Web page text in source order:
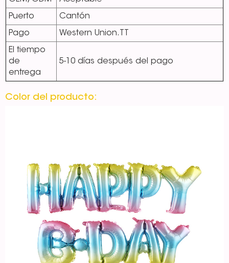
Puerto Cantón
Pago Western Union.TT
El tiempo
de
entrega
5-10 días después del pago
Color del producto: